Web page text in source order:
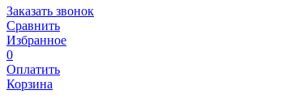
Заказать звонок
Сравнить
Избранное
0
Оплатить
Корзина